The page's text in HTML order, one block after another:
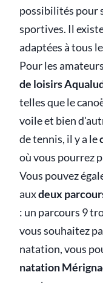
possibilités pour
sportives. Il
adaptées à tous
Pour les
de loisirs
telles que le
voile et bien
de tennis, il y a le
où vous pourrez
Vous pouvez
auxdeux
: un parcours 9
vous souhaitez
natation, vous
natation